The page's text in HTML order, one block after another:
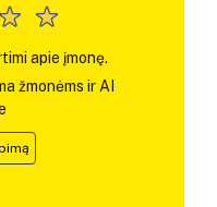
apie įmonę.
žmonėms ir AI